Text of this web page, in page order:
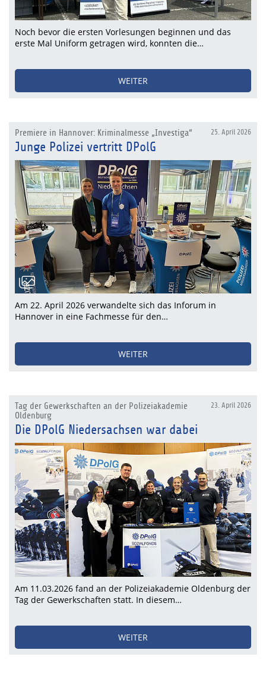
Noch bevor die ersten Vorlesungen beginnen und das
erste Mal Uniform getragen wird, konnten die…
WEITER
25. April 2026
Premiere in Hannover: Kriminalmesse „Investiga“
Junge Polizei vertritt DPolG
Am 22. April 2026 verwandelte sich das Inforum in
Hannover in eine Fachmesse für den…
WEITER
23. April 2026
Tag der Gewerkschaften an der Polizeiakademie
Oldenburg
Die DPolG Niedersachsen war dabei
Am 11.03.2026 fand an der Polizeiakademie Oldenburg der
Tag der Gewerkschaften statt. In diesem…
WEITER